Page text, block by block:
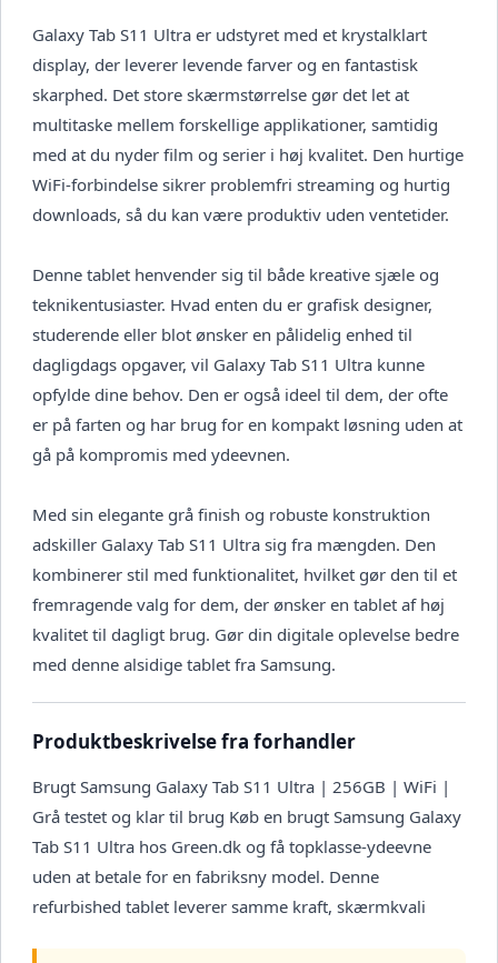
Galaxy Tab S11 Ultra er udstyret med et krystalklart
display, der leverer levende farver og en fantastisk
skarphed. Det store skærmstørrelse gør det let at
multitaske mellem forskellige applikationer, samtidig
med at du nyder film og serier i høj kvalitet. Den hurtige
WiFi-forbindelse sikrer problemfri streaming og hurtig
downloads, så du kan være produktiv uden ventetider.
Denne tablet henvender sig til både kreative sjæle og
teknikentusiaster. Hvad enten du er grafisk designer,
studerende eller blot ønsker en pålidelig enhed til
dagligdags opgaver, vil Galaxy Tab S11 Ultra kunne
opfylde dine behov. Den er også ideel til dem, der ofte
er på farten og har brug for en kompakt løsning uden at
gå på kompromis med ydeevnen.
Med sin elegante grå finish og robuste konstruktion
adskiller Galaxy Tab S11 Ultra sig fra mængden. Den
kombinerer stil med funktionalitet, hvilket gør den til et
fremragende valg for dem, der ønsker en tablet af høj
kvalitet til dagligt brug. Gør din digitale oplevelse bedre
med denne alsidige tablet fra Samsung.
Produktbeskrivelse fra forhandler
Brugt Samsung Galaxy Tab S11 Ultra | 256GB | WiFi |
Grå testet og klar til brug Køb en brugt Samsung Galaxy
Tab S11 Ultra hos Green.dk og få topklasse-ydeevne
uden at betale for en fabriksny model. Denne
refurbished tablet leverer samme kraft, skærmkvali